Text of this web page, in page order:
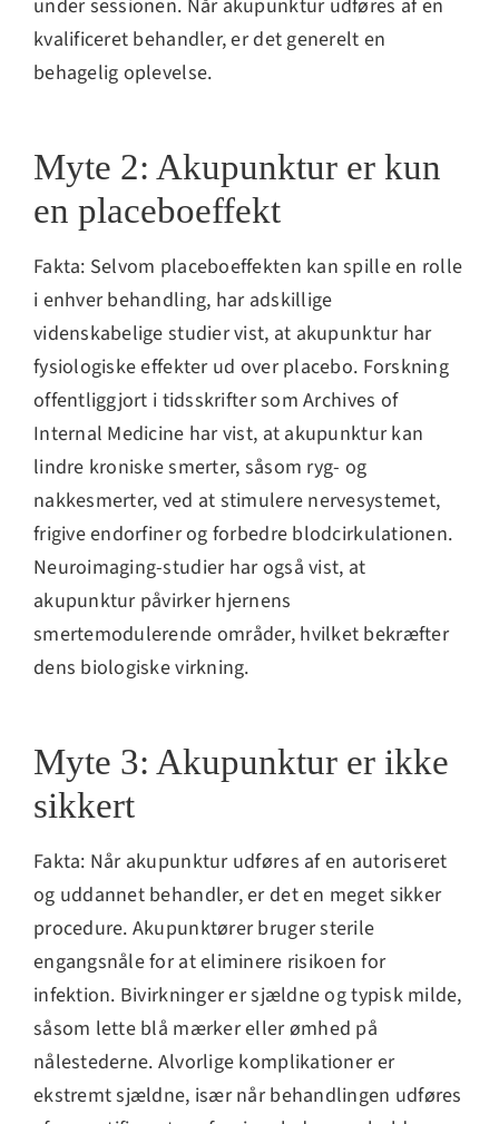
under sessionen. Når akupunktur udføres af en
kvalificeret behandler, er det generelt en
behagelig oplevelse.
Myte 2: Akupunktur er kun
en placeboeffekt
Fakta: Selvom placeboeffekten kan spille en rolle
i enhver behandling, har adskillige
videnskabelige studier vist, at akupunktur har
fysiologiske effekter ud over placebo. Forskning
offentliggjort i tidsskrifter som Archives of
Internal Medicine har vist, at akupunktur kan
lindre kroniske smerter, såsom ryg- og
nakkesmerter, ved at stimulere nervesystemet,
frigive endorfiner og forbedre blodcirkulationen.
Neuroimaging-studier har også vist, at
akupunktur påvirker hjernens
smertemodulerende områder, hvilket bekræfter
dens biologiske virkning.
Myte 3: Akupunktur er ikke
sikkert
Fakta: Når akupunktur udføres af en autoriseret
og uddannet behandler, er det en meget sikker
procedure. Akupunktører bruger sterile
engangsnåle for at eliminere risikoen for
infektion. Bivirkninger er sjældne og typisk milde,
såsom lette blå mærker eller ømhed på
nålestederne. Alvorlige komplikationer er
ekstremt sjældne, især når behandlingen udføres